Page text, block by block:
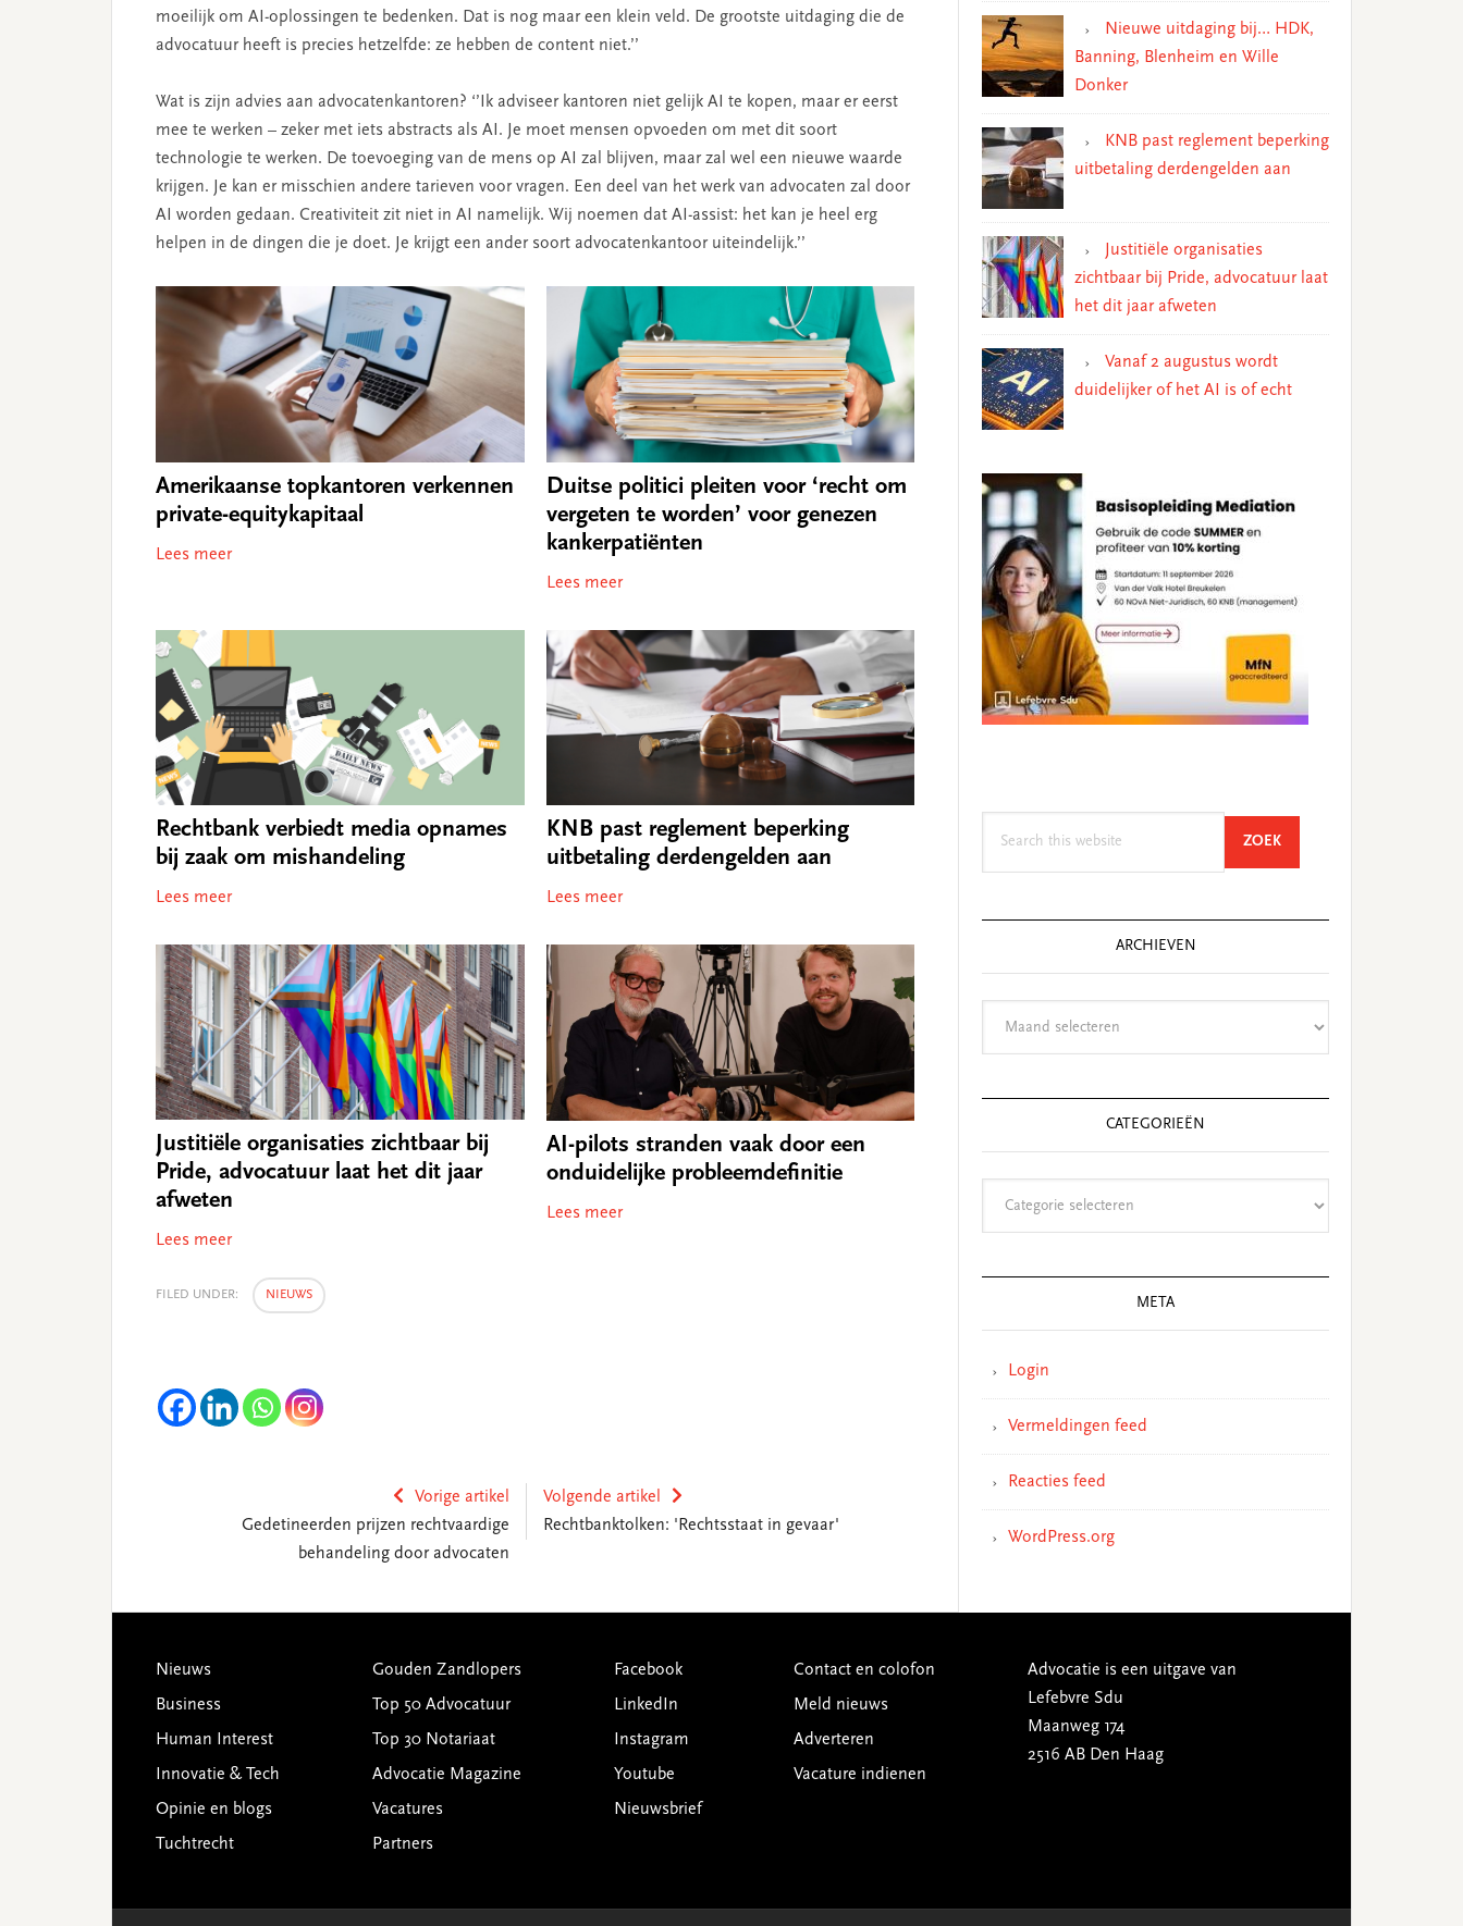
moeilijk om AI-oplossingen te bedenken. Dat is nog maar een klein veld. De grootste uitdaging die de
advocatuur heeft is precies hetzelfde: ze hebben de content niet.’’
Wat is zijn advies aan advocatenkantoren? ‘’Ik adviseer kantoren niet gelijk AI te kopen, maar er eerst
mee te werken – zeker met iets abstracts als AI. Je moet mensen opvoeden om met dit soort
technologie te werken. De toevoeging van de mens op AI zal blijven, maar zal wel een nieuwe waarde
krijgen. Je kan er misschien andere tarieven voor vragen. Een deel van het werk van advocaten zal door
AI worden gedaan. Creativiteit zit niet in AI namelijk. Wij noemen dat AI-assist: het kan je heel erg
helpen in de dingen die je doet. Je krijgt een ander soort advocatenkantoor uiteindelijk.’’
Amerikaanse topkantoren verkennen
private-equitykapitaal
Lees meer
Duitse politici pleiten voor ‘recht om
vergeten te worden’ voor genezen
kankerpatiënten
Lees meer
Rechtbank verbiedt media opnames
bij zaak om mishandeling
Lees meer
KNB past reglement beperking
uitbetaling derdengelden aan
Lees meer
Justitiële organisaties zichtbaar bij
Pride, advocatuur laat het dit jaar
afweten
Lees meer
AI-pilots stranden vaak door een
onduidelijke probleemdefinitie
Lees meer
FILED UNDER: NIEUWS
Vorige artikel
Gedetineerden prijzen rechtvaardige
behandeling door advocaten
Volgende artikel
Rechtbanktolken: 'Rechtsstaat in gevaar'
Nieuwe uitdaging bij… HDK,
Banning, Blenheim en Wille
Donker
KNB past reglement beperking
uitbetaling derdengelden aan
Justitiële organisaties
zichtbaar bij Pride, advocatuur laat
het dit jaar afweten
Vanaf 2 augustus wordt
duidelijker of het AI is of echt
ZOEKSEARCH
ARCHIEVEN
CATEGORIEËN
META
Login
Vermeldingen feed
Reacties feed
WordPress.org
Footer
Nieuws
Business
Human Interest
Innovatie & Tech
Opinie en blogs
Tuchtrecht
Gouden Zandlopers
Top 50 Advocatuur
Top 30 Notariaat
Advocatie Magazine
Vacatures
Partners
Facebook
LinkedIn
Instagram
Youtube
Nieuwsbrief
Contact en colofon
Meld nieuws
Adverteren
Vacature indienen
Advocatie is een uitgave van
Lefebvre Sdu
Maanweg 174
2516 AB Den Haag